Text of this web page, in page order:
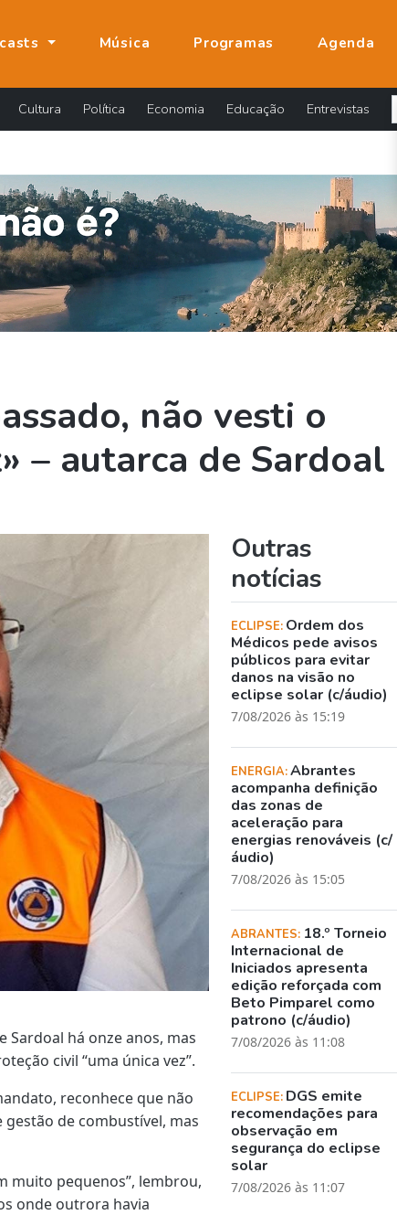
Música Programas Agenda
Cultura Política Economia Educação Entrevistas
não vesti o
– autarca de Sardoal
Sardoal há onze anos, mas
civil “uma única vez”.
reconhece que não
de combustível, mas
muito pequenos”, lembrou,
onde outrora havia
Outras
notícias
ECLIPSE: Ordem dos
Médicos pede avisos
públicos para evitar
danos na visão no
eclipse solar (c/áudio)
7/08/2026 às 15:19
ENERGIA:Abrantes
acompanha definição
das zonas de
aceleração para
energias renováveis (c/
áudio)
7/08/2026 às 15:05
ABRANTES: 18.º Torneio
Internacional de
Iniciados apresenta
edição reforçada com
Beto Pimparel como
patrono (c/áudio)
7/08/2026 às 11:08
ECLIPSE: DGS emite
recomendações para
observação em
segurança do eclipse
solar
7/08/2026 às 11:07